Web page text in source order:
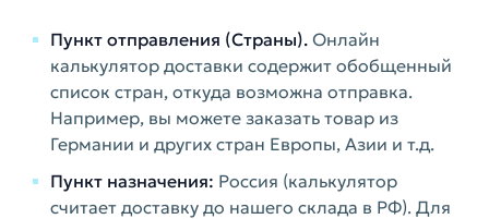
Пункт отправления (Страны). Онлайн
калькулятор доставки содержит обобщенный
список стран, откуда возможна отправка.
Например, вы можете заказать товар из
Германии и других стран Европы, Азии и т.д.
Пункт назначения: Россия (калькулятор
считает доставку до нашего склада в РФ). Для